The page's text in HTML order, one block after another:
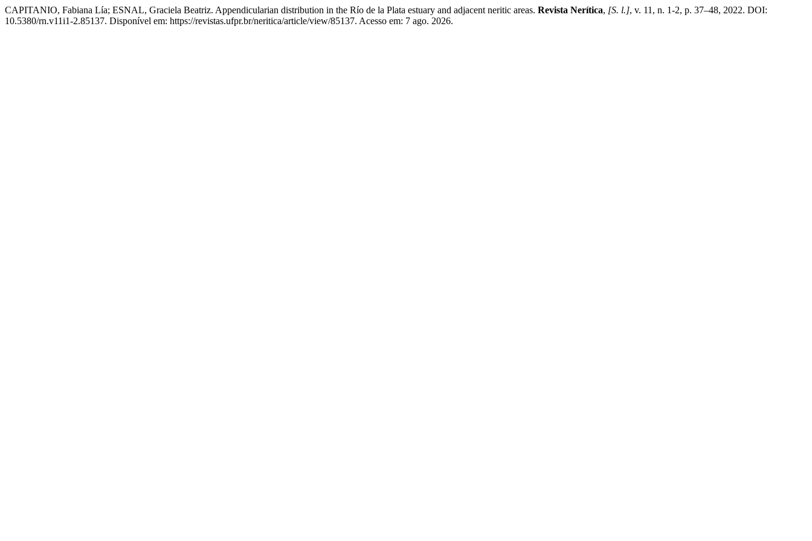
CAPITANIO, Fabiana Lía; ESNAL, Graciela Beatriz. Appendicularian distribution in the Río de la Plata estuary and adjacent neritic areas. Revista Nerítica, [S. l.], v. 11, n. 1-2, p. 37–48, 2022. DOI:
10.5380/rn.v11i1-2.85137. Disponível em: https://revistas.ufpr.br/neritica/article/view/85137. Acesso em: 7 ago. 2026.